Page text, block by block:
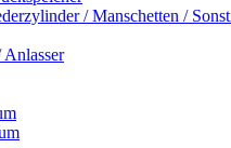
/ Manschetten /